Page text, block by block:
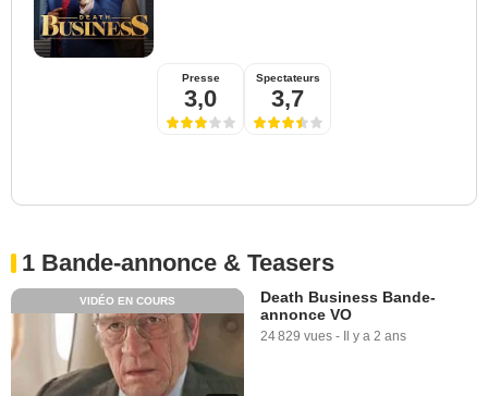
Presse
3,0
Spectateurs
3,7
1 Bande-annonce & Teasers
VIDÉO EN COURS
Death Business Bande-
annonce VO
24 829 vues - Il y a 2 ans